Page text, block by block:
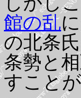
館の乱
の北条
条勢と
すこと